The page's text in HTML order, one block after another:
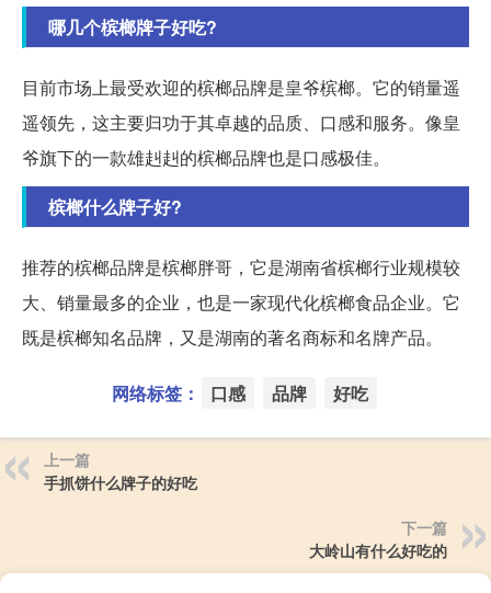
哪几个槟榔牌子好吃?
目前市场上最受欢迎的槟榔品牌是皇爷槟榔。它的销量遥
遥领先，这主要归功于其卓越的品质、口感和服务。像皇
爷旗下的一款雄赳赳的槟榔品牌也是口感极佳。
槟榔什么牌子好?
推荐的槟榔品牌是槟榔胖哥，它是湖南省槟榔行业规模较
大、销量最多的企业，也是一家现代化槟榔食品企业。它
既是槟榔知名品牌，又是湖南的著名商标和名牌产品。
网络标签： 口感 品牌 好吃
上一篇
手抓饼什么牌子的好吃
下一篇
大岭山有什么好吃的